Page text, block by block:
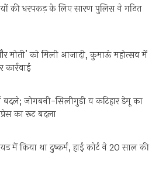
की धरपकड़ के लिए सारण पुलिस ने गठित
मोती’ को मिली आजादी, कुमाऊं महोत्सव में
बदले; जोगबनी-सिलीगुड़ी व कटिहार डेमू का
का रूट बदला
में किया था दुष्कर्म, हाई कोर्ट ने 20 साल की